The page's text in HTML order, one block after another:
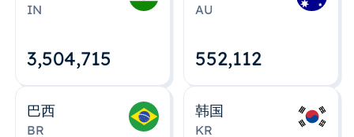
IN
3,504,715
AU
552,112
巴西
BR
韩国
KR